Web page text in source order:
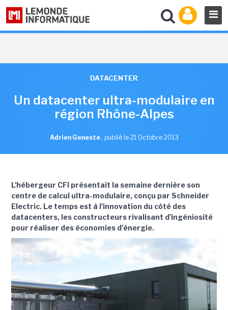
DATACENTER
Un datacenter ultra-modulaire en
région Rhône-Alpes
Adrien Geneste , publié le 21 Octobre 2013
L'hébergeur CFI présentait la semaine dernière son
centre de calcul ultra-modulaire, conçu par Schneider
Electric. Le temps est à l'innovation du côté des
datacenters, les constructeurs rivalisant d'ingéniosité
pour réaliser des économies d'énergie.